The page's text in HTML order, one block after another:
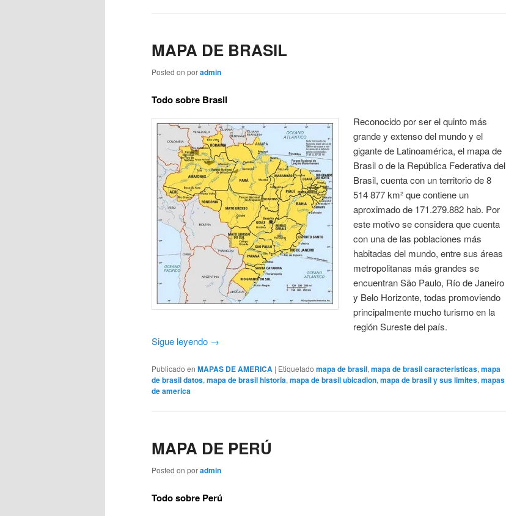
MAPA DE BRASIL
Posted on poradmin
Todo sobre Brasil
Reconocido por ser el quinto más
grande y extenso del mundo y el
gigante de Latinoamérica, el mapa de
Brasil o de la República Federativa del
Brasil, cuenta con un territorio de 8
514 877 km² que contiene un
aproximado de 171.279.882 hab. Por
este motivo se considera que cuenta
con una de las poblaciones más
habitadas del mundo, entre sus áreas
metropolitanas más grandes se
encuentran São Paulo, Río de Janeiro
y Belo Horizonte, todas promoviendo
principalmente mucho turismo en la
región Sureste del país.
Sigue leyendo →
Publicado en MAPAS DE AMERICA | Etiquetado mapa de brasil,mapa de brasil caracteristicas,mapa
de brasil datos,mapa de brasil historia,mapa de brasil ubicadion,mapa de brasil y sus limites,mapas
de america
MAPA DE PERÚ
Posted on poradmin
Todo sobre Perú